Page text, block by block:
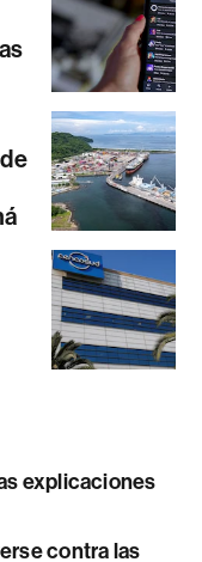
explicaciones
contra las